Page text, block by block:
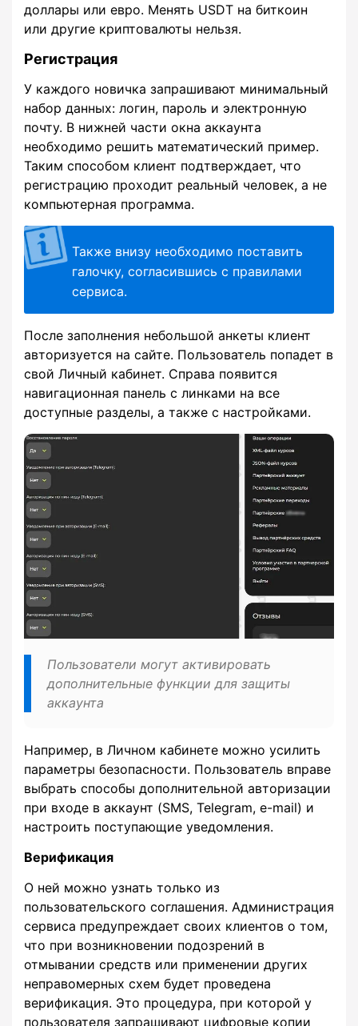
доллары или евро. Менять USDT на биткоин
или другие криптовалюты нельзя.
Регистрация
У каждого новичка запрашивают минимальный
набор данных: логин, пароль и электронную
почту. В нижней части окна аккаунта
необходимо решить математический пример.
Таким способом клиент подтверждает, что
регистрацию проходит реальный человек, а не
компьютерная программа.
Также внизу необходимо поставить
галочку, согласившись с правилами
сервиса.
После заполнения небольшой анкеты клиент
авторизуется на сайте. Пользователь попадет в
свой Личный кабинет. Справа появится
навигационная панель с линками на все
доступные разделы, а также с настройками.
Пользователи могут активировать
дополнительные функции для защиты
аккаунта
Например, в Личном кабинете можно усилить
параметры безопасности. Пользователь вправе
выбрать способы дополнительной авторизации
при входе в аккаунт (SMS, Telegram, e-mail) и
настроить поступающие уведомления.
Верификация
О ней можно узнать только из
пользовательского соглашения. Администрация
сервиса предупреждает своих клиентов о том,
что при возникновении подозрений в
отмывании средств или применении других
неправомерных схем будет проведена
верификация. Это процедура, при которой у
пользователя запрашивают цифровые копии